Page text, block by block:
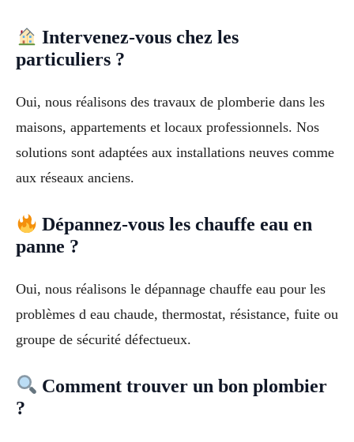
Intervenez-vous chez les
particuliers ?
Oui, nous réalisons des travaux de plomberie dans les
maisons, appartements et locaux professionnels. Nos
solutions sont adaptées aux installations neuves comme
aux réseaux anciens.
Dépannez-vous les chauffe eau en
panne ?
Oui, nous réalisons le dépannage chauffe eau pour les
problèmes d eau chaude, thermostat, résistance, fuite ou
groupe de sécurité défectueux.
Comment trouver un bon plombier
?